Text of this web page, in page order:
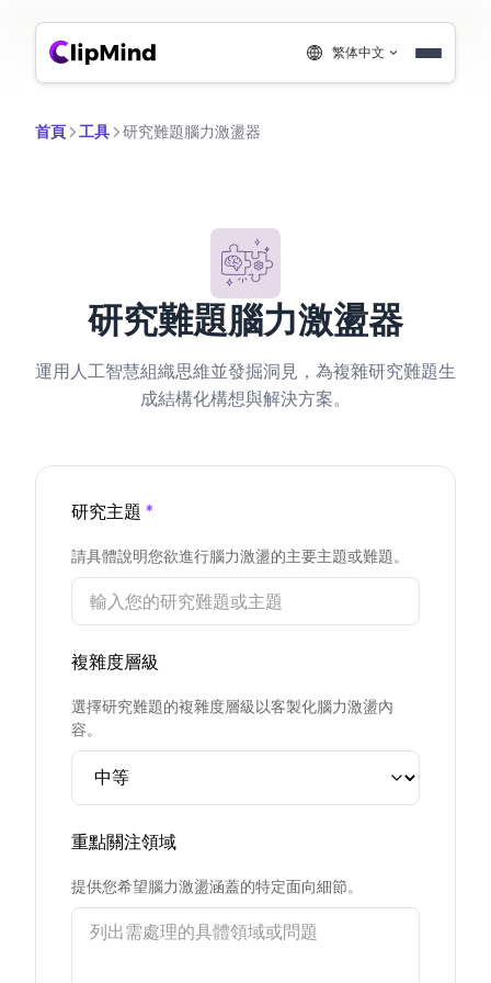
繁体中文
首頁 工具 研究難題腦力激盪器
研究難題腦力激盪器
運用人工智慧組織思維並發掘洞見，為複雜研究難題生
成結構化構想與解決方案。
研究主題 *
請具體說明您欲進行腦力激盪的主要主題或難題。
複雜度層級
選擇研究難題的複雜度層級以客製化腦力激盪內
容。
重點關注領域
提供您希望腦力激盪涵蓋的特定面向細節。